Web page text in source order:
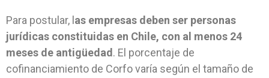
Para postular, l as empresas deben ser personas
jurídicas constituidas en Chile, con al menos 24
meses de antigüedad . El porcentaje de
cofinanciamiento de Corfo varía según el tamaño de